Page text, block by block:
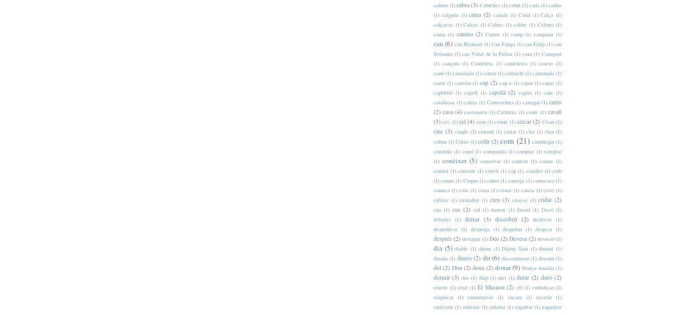
cabera (1) cabra (3) Cabrelles (1) cabut (1) cada (1) cadira
(1) caiguda (1) caixa (2) calada (1) Calaf (1) Calça (1)
calçar-se (1) Calces (1) Caldes (1) caldre (1) Calores (1)
cama (1) camisa (2) Camot (1) camp (1) campana (1)
can (6) can Blanxart (1) Can Fanga (1) can Felip (1) can
Seixanta (1) can Vidal de la Palma (1) cana (1) Canapost
(1) cançons (1) Candelera (1) candeletes (1) cànem (1)
canó (1) cansalada (1) cantar (1) cantar-hi (1) cantonada (1)
canut (1) canviar (1) cap (2) cap a (1) capar (1) capat (1)
capbitlló (1) capell (1) capellà (2) capità (1) cara (1)
carabassa (1) careta (1) Carnestoltes (1) carregar (1) carro
(2) casa (4) castanyeta (1) Catxutxa (1) caure (1) cavall
(3) cec (1) cel (4) cent (1) centre (1) cercar (2) Cèsar (1)
cinc (3) cingle (1) ciutadà (1) ciutat (1) clar (1) clau (1)
cobrar (1) Coixo (1) collir (2) com (21) combregar (1)
comèdia (1) comí (1) companyia (1) comprar (1) comptar
(1) conèixer (5) conservar (1) content (1) contra (1)
control (1) convent (1) convit (1) cop (1) coraller (1) corb
(1) cornut (1) Corpus (1) córrer (1) corretja (1) corrococo (1)
corruco (1) cosa (1) costa (1) costar (1) coteta (1) cove (1)
créixer (1) cremallot (1) creu (3) criar-se (1) cridar (2)
cua (1) cuc (2) cul (1) darrere (1) David (1) Davó (1)
debades (1) deixar (3) descobrir (2) desfer-se
(1)
despedir-se (1) despenja (1) despertar (1) despesa (1)
després (2) destapar (1) Déu (2) Devesa (2) devoció (1)
dia (5) diable (1) dijous (1) Dijous Sant (1) dimoni (1)
dinada (1) diners (2) dir(6) discerniment (1) discutir (1)
dol (2) Don (2) dona (2) donar(9) Donya Amàlia (1)
dormir (3) dos (1) drap (1) dret (1) durar (2) duro (2)
eixerit (1) eixir (1) El Masnou (2) ell (1) embolicar (1)
empiocat (1) enamorar-se (1) encara (1) encetar (1)
endavant (1) endemà (1) enfadar (1) engaltar (1) enganyar